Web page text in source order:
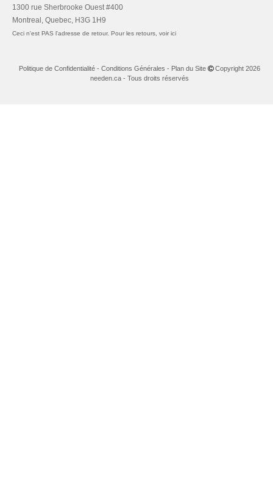
1300 rue Sherbrooke Ouest #400
Montreal, Quebec, H3G 1H9
Ceci n'est PAS l'adresse de retour. Pour les retours, voir ici
Politique de Confidentialité - Conditions Générales - Plan du Site
Copyright 2026
needen.ca - Tous droits réservés